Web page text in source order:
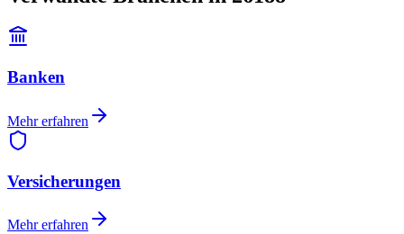
Banken
Mehr erfahren
Versicherungen
Mehr erfahren